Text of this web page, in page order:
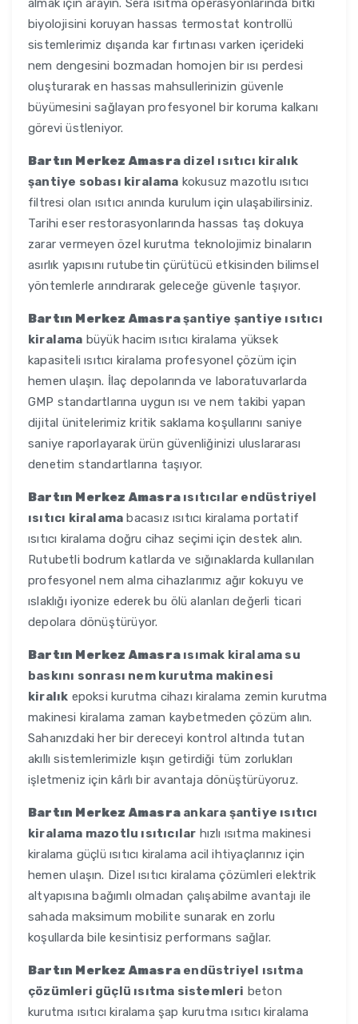
almak için arayın. Sera ısıtma operasyonlarında bitki
biyolojisini koruyan hassas termostat kontrollü
sistemlerimiz dışarıda kar fırtınası varken içerideki
nem dengesini bozmadan homojen bir ısı perdesi
oluşturarak en hassas mahsullerinizin güvenle
büyümesini sağlayan profesyonel bir koruma kalkanı
görevi üstleniyor.
Bartın Merkez Amasra dizel ısıtıcı kiralık
şantiye sobası kiralama kokusuz mazotlu ısıtıcı
filtresi olan ısıtıcı anında kurulum için ulaşabilirsiniz.
Tarihi eser restorasyonlarında hassas taş dokuya
zarar vermeyen özel kurutma teknolojimiz binaların
asırlık yapısını rutubetin çürütücü etkisinden bilimsel
yöntemlerle arındırarak geleceğe güvenle taşıyor.
Bartın Merkez Amasraşantiye şantiye ısıtıcı
kiralama büyük hacim ısıtıcı kiralama yüksek
kapasiteli ısıtıcı kiralama profesyonel çözüm için
hemen ulaşın. İlaç depolarında ve laboratuvarlarda
GMP standartlarına uygun ısı ve nem takibi yapan
dijital ünitelerimiz kritik saklama koşullarını saniye
saniye raporlayarak ürün güvenliğinizi uluslararası
denetim standartlarına taşıyor.
Bartın Merkez Amasra ısıtıcılar endüstriyel
ısıtıcı kiralama bacasız ısıtıcı kiralama portatif
ısıtıcı kiralama doğru cihaz seçimi için destek alın.
Rutubetli bodrum katlarda ve sığınaklarda kullanılan
profesyonel nem alma cihazlarımız ağır kokuyu ve
ıslaklığı iyonize ederek bu ölü alanları değerli ticari
depolara dönüştürüyor.
Bartın Merkez Amasra ısımak kiralama su
baskını sonrası nem kurutma makinesi
kiralık epoksi kurutma cihazı kiralama zemin kurutma
makinesi kiralama zaman kaybetmeden çözüm alın.
Sahanızdaki her bir dereceyi kontrol altında tutan
akıllı sistemlerimizle kışın getirdiği tüm zorlukları
işletmeniz için kârlı bir avantaja dönüştürüyoruz.
Bartın Merkez Amasra ankara şantiye ısıtıcı
kiralama mazotlu ısıtıcılar hızlı ısıtma makinesi
kiralama güçlü ısıtıcı kiralama acil ihtiyaçlarınız için
hemen ulaşın. Dizel ısıtıcı kiralama çözümleri elektrik
altyapısına bağımlı olmadan çalışabilme avantajı ile
sahada maksimum mobilite sunarak en zorlu
koşullarda bile kesintisiz performans sağlar.
Bartın Merkez Amasra endüstriyel ısıtma
çözümleri güçlü ısıtma sistemleri beton
kurutma ısıtıcı kiralama şap kurutma ısıtıcı kiralama